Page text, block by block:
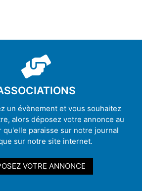
un évènement et vous souhaitez
alors déposez votre annonce au
qu'elle paraisse sur notre journal
sur notre site internet.
VOTRE ANNONCE